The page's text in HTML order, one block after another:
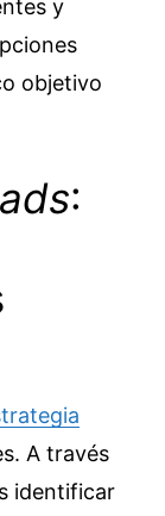
y
objetivo
:
A través
identificar